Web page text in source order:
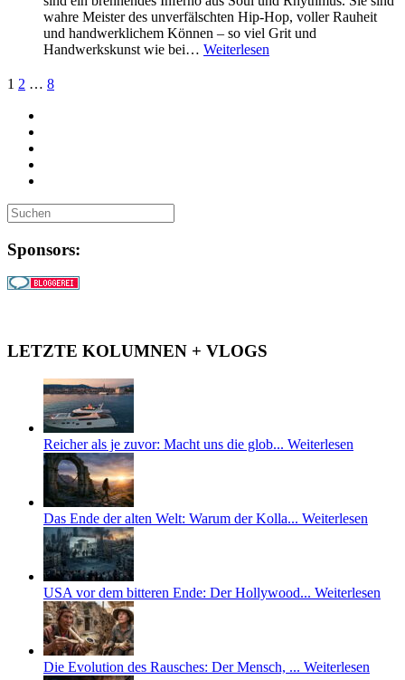
wahre Meister des unverfälschten Hip-Hop, voller Rauheit
und handwerklichem Können – so viel Grit und
Handwerkskunst wie bei… Weiterlesen
Mehr
1 2 … 8
Sponsors:
LETZTE KOLUMNEN + VLOGS
Reicher als je zuvor: Macht uns die glob... Weiterlesen
Das Ende der alten Welt: Warum der Kolla... Weiterlesen
USA vor dem bitteren Ende: Der Hollywood... Weiterlesen
Die Evolution des Rausches: Der Mensch, ... Weiterlesen